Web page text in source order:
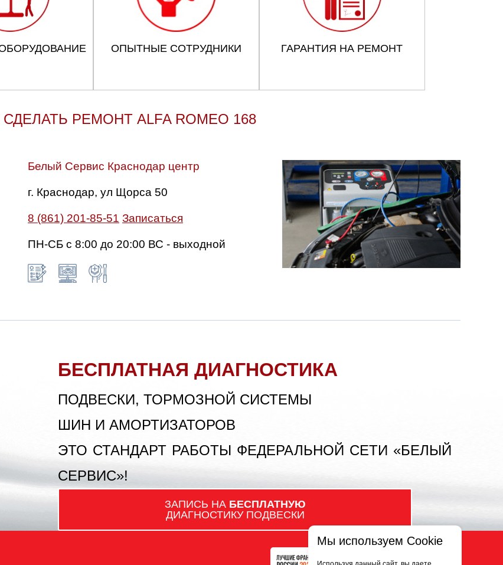
ОПЫТНЫЕ СОТРУДНИКИ ГАРАНТИЯ НА РЕМОНТ
СДЕЛАТЬ РЕМОНТ ALFA ROMEO 168
Белый Сервис Краснодар центр
г. Краснодар, ул Щорса 50
8 (861) 201-85-51 Записаться
ПН-СБ с 8:00 до 20:00 ВС - выходной
БЕСПЛАТНАЯ ДИАГНОСТИКА
ПОДВЕСКИ, ТОРМОЗНОЙ СИСТЕМЫ
ШИН И АМОРТИЗАТОРОВ
ЭТО СТАНДАРТ РАБОТЫ ФЕДЕРАЛЬНОЙ СЕТИ «БЕЛЫЙ
СЕРВИС»!
ЗАПИСЬ НА БЕСПЛАТНУЮ
ДИАГНОСТИКУ ПОДВЕСКИ
Мы используем Cookie